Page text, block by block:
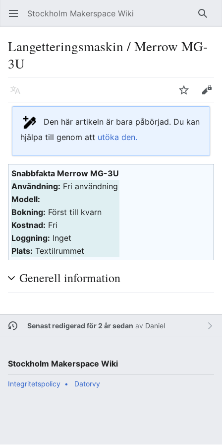
Öppna huvudmenyn Stockholm Makerspace Wiki Sök
Langetteringsmaskin / Merrow MG-
3U
Läs på ett annat språk Bevaka Redigera
Den här artikeln är bara påbörjad. Du kan
hjälpa till genom att utöka den.
Snabbfakta Merrow MG-3U
Användning: Fri användning
Modell:
Bokning: Först till kvarn
Kostnad: Fri
Loggning: Inget
Plats: Textilrummet
Generell information
Senast redigerad för 2 år sedan av Daniel
Stockholm Makerspace Wiki
Integritetspolicy Datorvy